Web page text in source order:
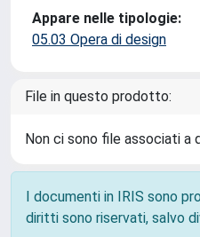
Appare nelle tipologie:
05.03 Opera di design
File in questo prodotto:
Non ci sono file associati a
I documenti in IRIS sono
diritti sono riservati, salvo